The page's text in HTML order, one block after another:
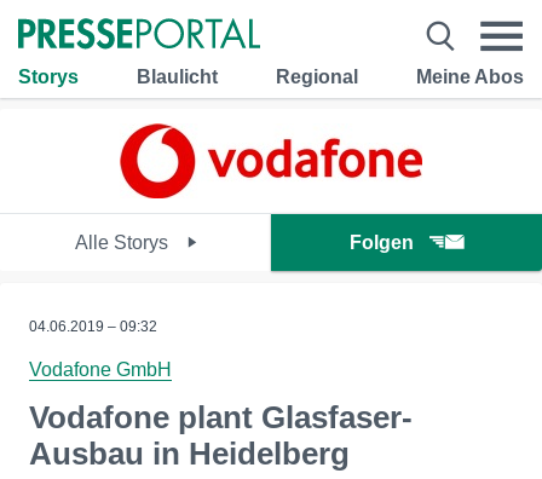
Storys Blaulicht Regional Meine Abos
Alle Storys Folgen
04.06.2019 – 09:32
Vodafone GmbH
Vodafone plant Glasfaser-
Ausbau in Heidelberg